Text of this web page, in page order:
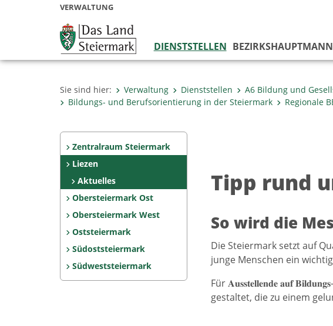
VERWALTUNG
DIENSTSTELLEN
Sie sind hier: Verwaltung Dienststellen A6 Bildung und
Bildungs- und Berufsorientierung in der Steiermark
Regionale
Zentralraum Steiermark
Liezen
Aktuelles
Obersteiermark Ost
Obersteiermark West
Oststeiermark
Südoststeiermark
Südweststeiermark
Tipp rund
So wird die
Die Steiermark setzt auf
junge Menschen ein
Für 𝐀𝐮𝐬𝐬𝐭𝐞𝐥𝐥𝐞𝐧𝐝𝐞 𝐚𝐮𝐟
gestaltet, die zu einem